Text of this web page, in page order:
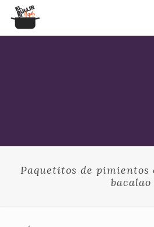
Paquetitos de pimientos
bacalao